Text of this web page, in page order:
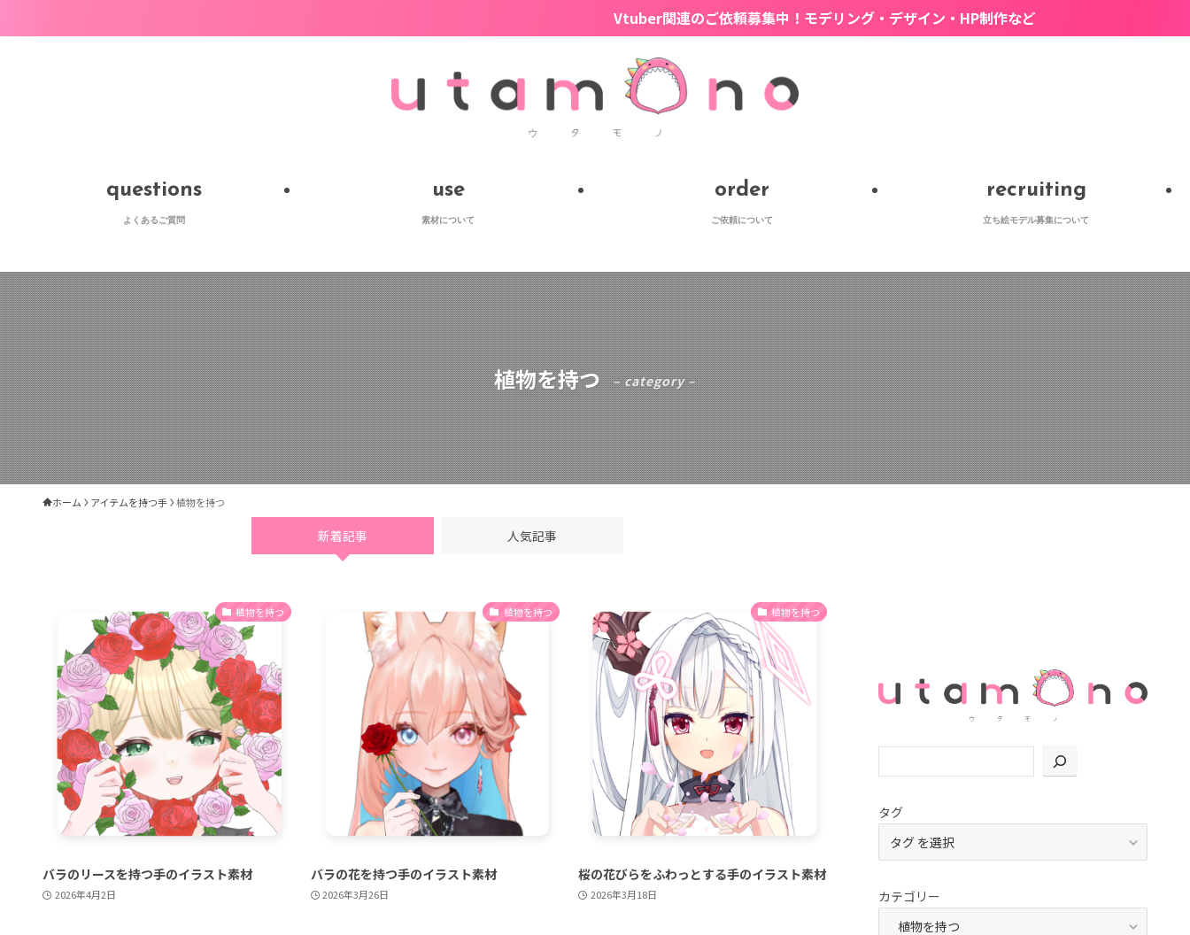
Vtuber関連のご依頼募集中！モデリング・デザイン・HP制作など
questions
よくあるご質問
use
素材について
order
ご依頼について
recruiting
立ち絵モデル募集について
植物を持つ – category –
ホーム アイテムを持つ手 植物を持つ
新着記事 人気記事
植物を持つ
バラのリースを持つ手のイラスト素材
2026年4月2日
植物を持つ
バラの花を持つ手のイラスト素材
2026年3月26日
植物を持つ
桜の花びらをふわっとする手のイラスト素材
2026年3月18日
タグ
カテゴリー